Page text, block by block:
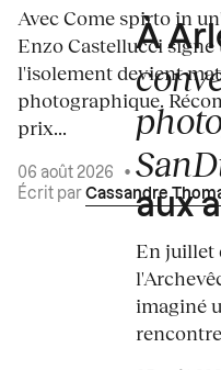
Avec Come spirto in
Enzo Castellucci signe
l'isolement devient
photographique.
prix...
06 août 2026
•
Écrit par Cassandre
À
aux
En juillet
imaginé